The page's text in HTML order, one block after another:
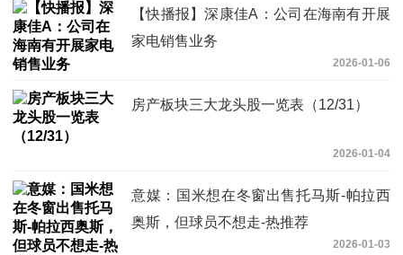
【快播报】深康佳A：公司在海南有开展
家电销售业务
2026-01-06
房产板块三大龙头股一览表（12/31）
2026-01-04
意媒：国米想在冬窗出售托马斯-帕拉西
奥斯，但球员不想走-热推荐
2026-01-03